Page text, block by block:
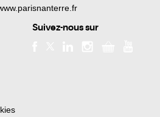
Suivez-nous sur